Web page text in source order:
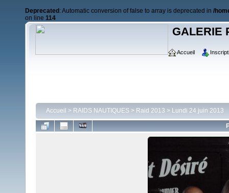
Deprecated : Automatic conversion of false to array is deprecated in /
on line 114
GALERIE
Accueil
Accueil > RAIDS NAUTIQUES > Raid 2013 > Lundi 24 juin 2013